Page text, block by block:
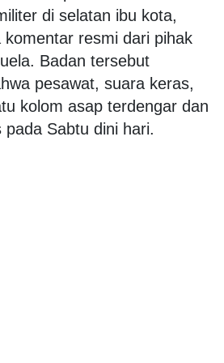
di selatan ibu kota,
komentar resmi dari pihak
Badan tersebut
pesawat, suara keras,
kolom asap terdengar dan
Sabtu dini hari.